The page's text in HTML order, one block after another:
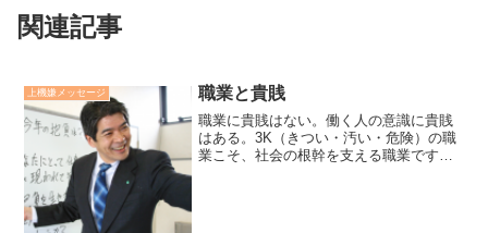
関連記事
上機嫌メッセージ 職業と貴賎
職業に貴賎はない。働く人の意識に貴賎
はある。3K（きつい・汚い・危険）の職
業こそ、社会の根幹を支える職業です。